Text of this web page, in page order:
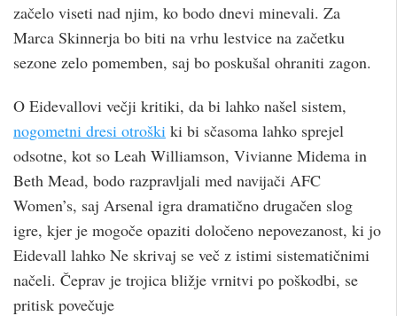
začelo viseti nad njim, ko bodo dnevi minevali. Za
Marca Skinnerja bo biti na vrhu lestvice na začetku
sezone zelo pomemben, saj bo poskušal ohraniti zagon.
O Eidevallovi večji kritiki, da bi lahko našel sistem,
nogometni dresi otroški ki bi sčasoma lahko sprejel
odsotne, kot so Leah Williamson, Vivianne Midema in
Beth Mead, bodo razpravljali med navijači AFC
Women’s, saj Arsenal igra dramatično drugačen slog
igre, kjer je mogoče opaziti določeno nepovezanost, ki jo
Eidevall lahko Ne skrivaj se več z istimi sistematičnimi
načeli. Čeprav je trojica bližje vrnitvi po poškodbi, se
pritisk povečuje